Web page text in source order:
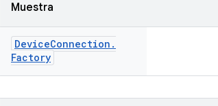
Muestra
DeviceConnection .
Factory